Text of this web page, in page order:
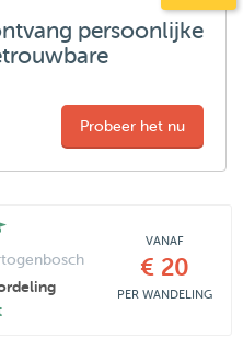
persoonlijke
Probeer het nu
VANAF
€ 20
PER WANDELING